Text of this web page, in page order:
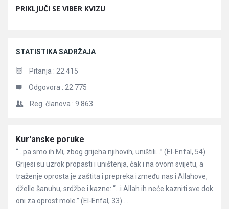
PRIKLJUČI SE VIBER KVIZU
STATISTIKA SADRŽAJA
Pitanja : 22.415
Odgovora : 22.775
Reg. članova : 9.863
Članci
Kur'anske poruke
“…pa smo ih Mi, zbog grijeha njihovih, uništili…” (El-Enfal, 54)
Grijesi su uzrok propasti i uništenja, čak i na ovom svijetu, a
traženje oprosta je zaštita i prepreka između nas i Allahove,
dželle šanuhu, srdžbe i kazne: “…i Allah ih neće kazniti sve dok
oni za oprost mole.” (El-Enfal, 33) ...